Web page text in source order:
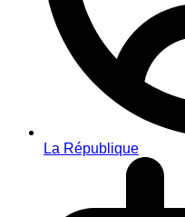
La République